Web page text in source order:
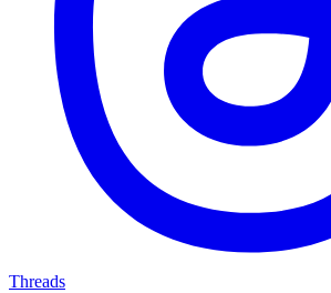
Threads